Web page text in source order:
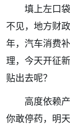
填上左口
不见，地方财
年，汽车消费
理，今天开征
贴出去呢？
高度依赖
你敢停药，明